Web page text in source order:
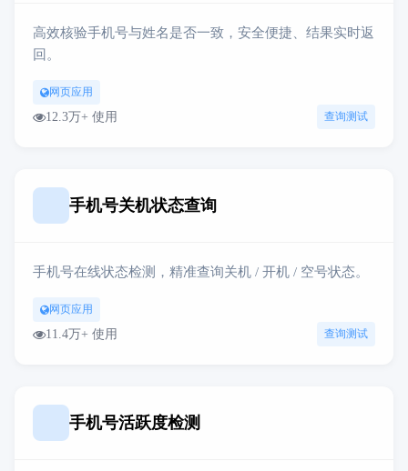
高效核验手机号与姓名是否一致，安全便捷、结果实时返
回。
网页应用
12.3万+ 使用 查询测试
手机号关机状态查询
手机号在线状态检测，精准查询关机 / 开机 / 空号状态。
网页应用
11.4万+ 使用 查询测试
手机号活跃度检测